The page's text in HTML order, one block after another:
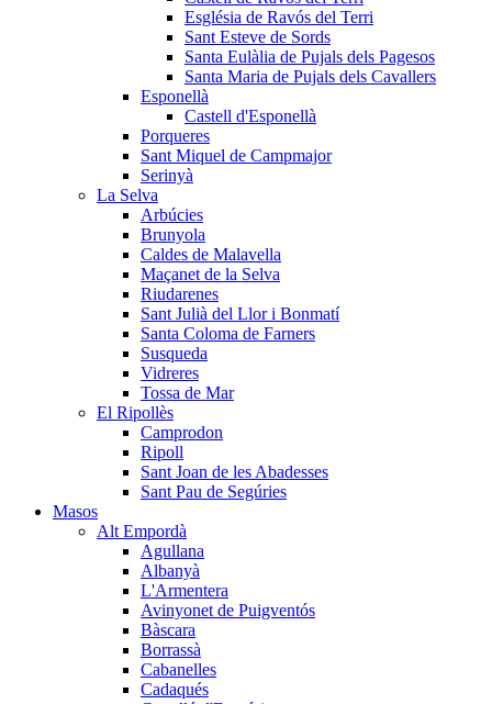
Església de Ravós del Terri
Sant Esteve de Sords
Santa Eulàlia de Pujals dels Pagesos
Santa Maria de Pujals dels Cavallers
Esponellà
Castell d'Esponellà
Porqueres
Sant Miquel de Campmajor
Serinyà
La Selva
Arbúcies
Brunyola
Caldes de Malavella
Maçanet de la Selva
Riudarenes
Sant Julià del Llor i Bonmatí
Santa Coloma de Farners
Susqueda
Vidreres
Tossa de Mar
El Ripollès
Camprodon
Ripoll
Sant Joan de les Abadesses
Sant Pau de Segúries
Masos
Alt Empordà
Agullana
Albanyà
L'Armentera
Avinyonet de Puigventós
Bàscara
Borrassà
Cabanelles
Cadaqués